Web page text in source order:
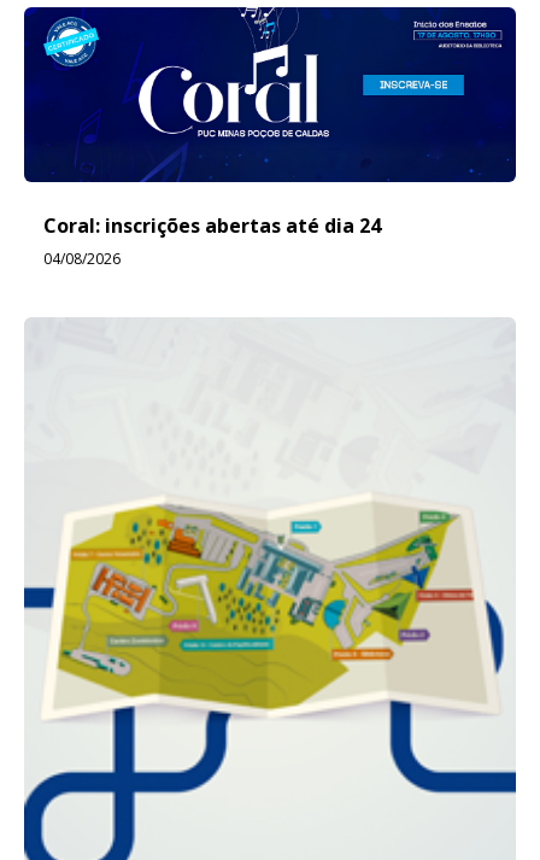
Coral: inscrições abertas até dia 24
04/08/2026